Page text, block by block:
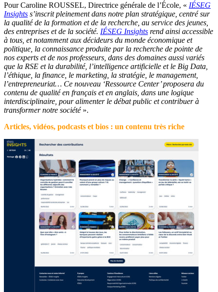
Pour Caroline ROUSSEL, Directrice générale de l’École, « IÉSEG
Insights s’inscrit pleinement dans notre plan stratégique, centré sur
la qualité de la formation et de la recherche, au service des jeunes,
des entreprises et de la société. IÉSEG Insights rend ainsi accessible
à tous, et notamment aux décideurs du monde économique et
politique, la connaissance produite par la recherche de pointe de
nos experts et de nos professeurs, dans des domaines aussi variés
que la RSE et la durabilité, l’intelligence artificielle et le Big Data,
l’éthique, la finance, le marketing, la stratégie, le management,
l’entrepreneuriat… Ce nouveau ‘Ressource Center’ proposera du
contenu de qualité en français et en anglais, dans une logique
interdisciplinaire, pour alimenter le débat public et contribuer à
transformer notre société».
Articles, vidéos, podcasts et bios : un contenu très riche